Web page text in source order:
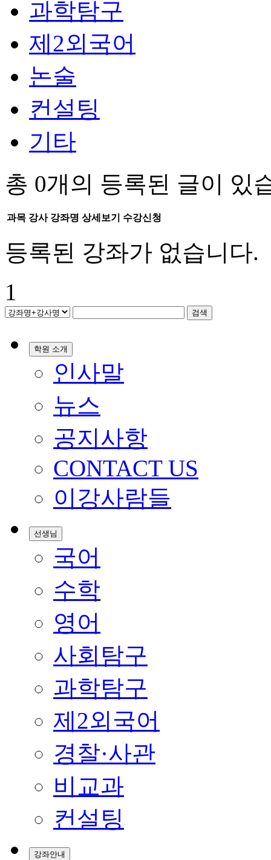
과학탐구
제2외국어
논술
컨설팅
기타
총 0개의 등록된 글이 있
과목 강사 강좌명 상세보기 수강신청
등록된 강좌가 없습니다.
1
검색
학원 소개
인사말
뉴스
공지사항
CONTACT US
이강사람들
선생님
국어
수학
영어
사회탐구
과학탐구
제2외국어
경찰·사관
비교과
컨설팅
강좌안내